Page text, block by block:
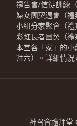
禱告會/信徒訓練
婦女團契週會（禮
小組分家聚會（禮
彩虹長者團契（禮
本堂各「家」的
拜六）。詳細情況
神召會禮拜堂